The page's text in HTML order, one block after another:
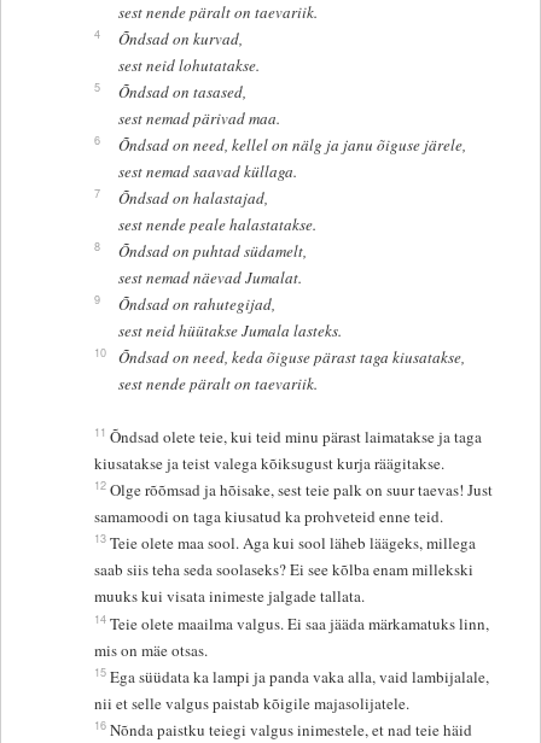
sest nende päralt on taevariik.
4
Õndsad on kurvad,
sest neid lohutatakse.
5
Õndsad on tasased,
sest nemad pärivad maa.
6
Õndsad on need, kellel on nälg ja janu õiguse järele,
sest nemad saavad küllaga.
7
Õndsad on halastajad,
sest nende peale halastatakse.
8
Õndsad on puhtad südamelt,
sest nemad näevad Jumalat.
9
Õndsad on rahutegijad,
sest neid hüütakse Jumala lasteks.
10
Õndsad on need, keda õiguse pärast taga kiusatakse,
sest nende päralt on taevariik.
11 Õndsad olete teie, kui teid minu pärast laimatakse ja taga
kiusatakse ja teist valega kõiksugust kurja räägitakse.
12 Olge rõõmsad ja hõisake, sest teie palk on suur taevas! Just
samamoodi on taga kiusatud ka prohveteid enne teid.
13 Teie olete maa sool. Aga kui sool läheb läägeks, millega
saab siis teha seda soolaseks? Ei see kõlba enam millekski
muuks kui visata inimeste jalgade tallata.
14 Teie olete maailma valgus. Ei saa jääda märkamatuks linn,
mis on mäe otsas.
15 Ega süüdata ka lampi ja panda vaka alla, vaid lambijalale,
nii et selle valgus paistab kõigile majasolijatele.
16 Nõnda paistku teiegi valgus inimestele, et nad teie häid